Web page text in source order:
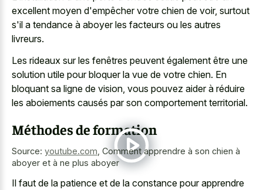
excellent moyen d'empêcher votre chien de voir, surtout
s'il a tendance à aboyer les facteurs ou les autres
livreurs.
Les rideaux sur les fenêtres peuvent également être une
solution utile pour bloquer la vue de votre chien. En
bloquant sa ligne de vision, vous pouvez aider à réduire
les aboiements causés par son comportement territorial.
Méthodes de formation
Source: youtube.com Comment apprendre à son chien à
aboyer et à ne plus aboyer
Il faut de la patience et de la constance pour apprendre